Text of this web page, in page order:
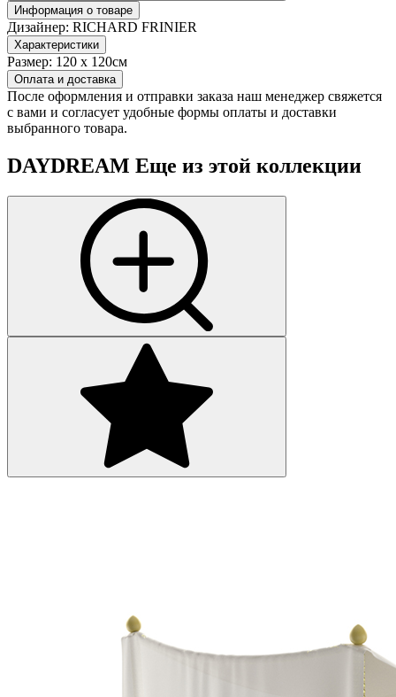
Информация о товаре
Дизайнер: RICHARD FRINIER
Характеристики
Размер: 120 х 120см
Оплата и доставка
После оформления и отправки заказа наш менеджер свяжется
с вами и согласует удобные формы оплаты и доставки
выбранного товара.
DAYDREAM Еще из этой коллекции